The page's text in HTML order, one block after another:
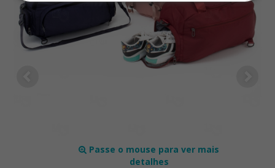
Passe o mouse para ver mais
detalhes